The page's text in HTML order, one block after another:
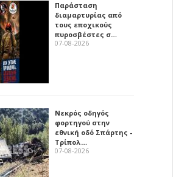
Παράσταση
διαμαρτυρίας από
τους εποχικούς
πυροσβέστες σ…
07-08-2026
Νεκρός οδηγός
φορτηγού στην
εθνική οδό Σπάρτης -
Τρίπολ…
07-08-2026